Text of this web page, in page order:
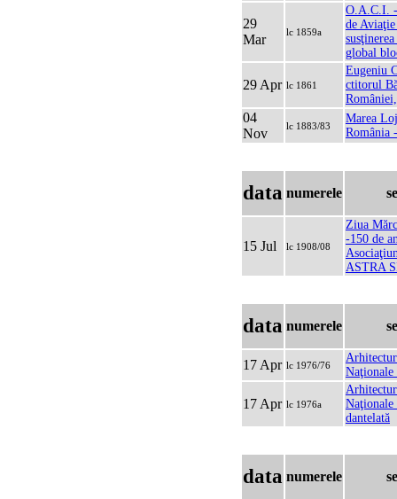
29
Mar
lc 1859a
O.A.C.I.
de
global
29 Apr lc 1861
Eugeniu
ctitorul
04
Nov
lc 1883/83
Marea
România
data numerele
15 Jul lc 1908/08
Ziua
-150 de
ASTRA
data numerele
17 Apr lc 1976/76
Naţionale
17 Apr lc 1976a
Naţionale
dantelată
data numerele